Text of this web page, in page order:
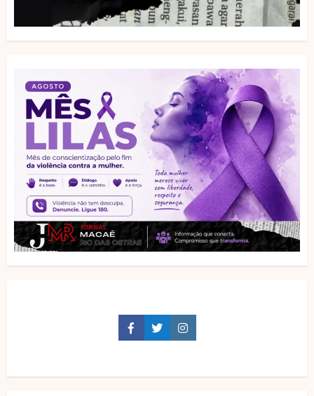
FacebookTwitterInstagram